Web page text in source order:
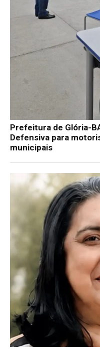
Prefeitura de Glória-
Defensiva para
municipais